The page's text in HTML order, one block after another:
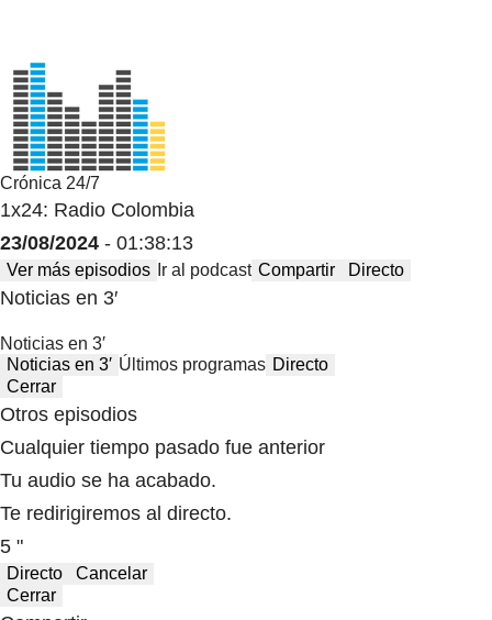
Crónica 24/7
1x24: Radio Colombia
23/08/2024 - 01:38:13
Ver más episodios Ir al podcast Compartir Directo
Noticias en 3′
Noticias en 3′
Noticias en 3′ Últimos programas Directo
Cerrar
Otros episodios
Cualquier tiempo pasado fue anterior
Tu audio se ha acabado.
Te redirigiremos al directo.
5 "
Directo
Cancelar
Cerrar